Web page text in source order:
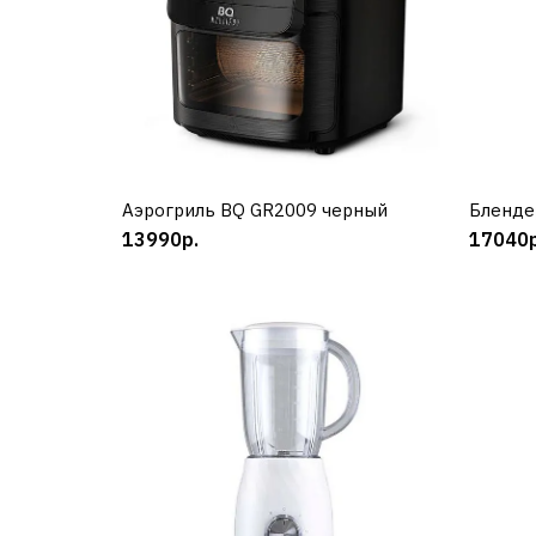
КУПИТЬ
Аэрогриль BQ GR2009 черный
13990р.